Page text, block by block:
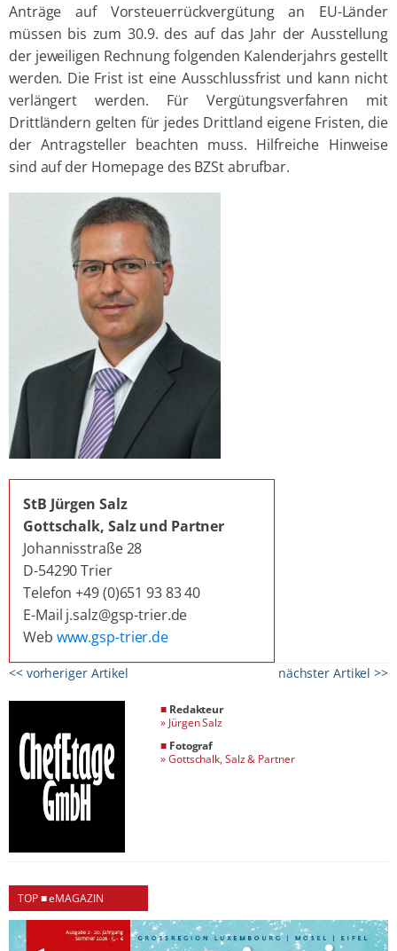
Anträge auf Vorsteuerrückvergütung an EU-Länder
müssen bis zum 30.9. des auf das Jahr der Ausstellung
der jeweiligen Rechnung folgenden Kalenderjahrs gestellt
werden. Die Frist ist eine Ausschlussfrist und kann nicht
verlängert werden. Für Vergütungsverfahren mit
Drittländern gelten für jedes Drittland eigene Fristen, die
der Antragsteller beachten muss. Hilfreiche Hinweise
sind auf der Homepage des BZSt abrufbar.
StB Jürgen Salz
Gottschalk, Salz und Partner
Johannisstraße 28
D-54290 Trier
Telefon +49 (0)651 93 83 40
E-Mail j.salz@gsp-trier.de
Web www.gsp-trier.de
<< vorheriger Artikel nächster Artikel >>
■ Redakteur
» Jürgen Salz
■ Fotograf
»Gottschalk, Salz & Partner
TOP ■ eMAGAZIN